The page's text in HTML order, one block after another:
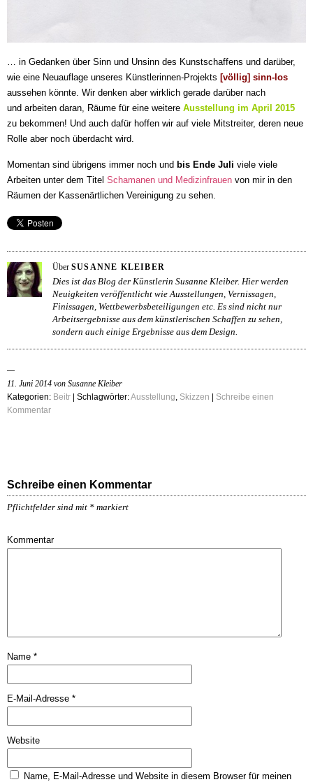
… in Gedanken über Sinn und Unsinn des Kunstschaffens und darüber,
wie eine Neuauflage unseres Künstlerinnen-Projekts [völlig] sinn-los
aussehen könnte. Wir denken aber wirklich gerade darüber nach
und arbeiten daran, Räume für eine weitere Ausstellung im April 2015
zu bekommen! Und auch dafür hoffen wir auf viele Mitstreiter, deren neue
Rolle aber noch überdacht wird.
Momentan sind übrigens immer noch und bis Ende Juli viele viele
Arbeiten unter dem Titel Schamanen und Medizinfrauen von mir in den
Räumen der Kassenärtlichen Vereinigung zu sehen.
Über SUSANNE KLEIBER
Dies ist das Blog der Künstlerin Susanne Kleiber. Hier werden
Neuigkeiten veröffentlicht wie Ausstellungen, Vernissagen,
Finissagen, Wettbewerbsbeteiligungen etc. Es sind nicht nur
Arbeitsergebnisse aus dem künstlerischen Schaffen zu sehen,
sondern auch einige Ergebnisse aus dem Design.
11. Juni 2014 von Susanne Kleiber
Kategorien: Beitr | Schlagwörter:Ausstellung, Skizzen | Schreibe einen
Kommentar
Schreibe einen Kommentar
Pflichtfelder sind mit * markiert
Kommentar
Name *
E-Mail-Adresse *
Website
Name, E-Mail-Adresse und Website in diesem Browser für meinen